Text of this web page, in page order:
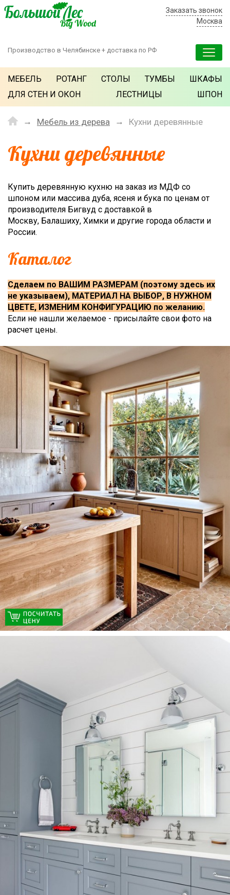
Производство в Челябинске + доставка по РФ
Заказать звонок
Москва
МЕБЕЛЬ РОТАНГ СТОЛЫ ТУМБЫ
ШКАФЫ
ДЛЯ СТЕН И ОКОН
ЛЕСТНИЦЫ ШПОН
Мебель из дерева Кухни деревянные
Кухни деревянные
Купить деревянную кухню на заказ из МДФ со
шпоном или массива дуба, ясеня и бука по ценам от
производителя Бигвуд с доставкой в
Москву, Балашиху, Химки и другие города области и
России.
Каталог
Сделаем по ВАШИМ РАЗМЕРАМ (поэтому здесь их
не указываем), МАТЕРИАЛ НА ВЫБОР, В НУЖНОМ
ЦВЕТЕ, ИЗМЕНИМ КОНФИГУРАЦИЮ по желанию.
Если не нашли желаемое - присылайте свои фото на
расчет цены.